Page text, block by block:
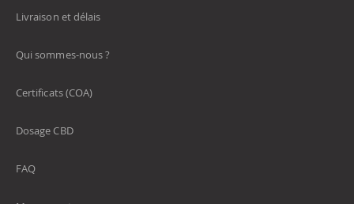
Livraison et délais
Qui sommes-nous ?
Certificats (COA)
Dosage CBD
FAQ